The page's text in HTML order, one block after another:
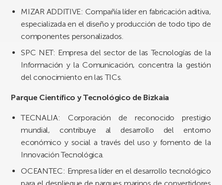
MIZAR ADDITIVE: Compañía líder en fabricación aditiva,
especializada en el diseño y producción de todo tipo de
componentes personalizados.
SPC NET: Empresa del sector de las Tecnologías de la
Información y la Comunicación, concentra la gestión
del conocimiento en las TICs.
Parque Científico y Tecnológico de Bizkaia
TECNALIA: Corporación de reconocido prestigio
mundial, contribuye al desarrollo del entorno
económico y social a través del uso y fomento de la
Innovación Tecnológica.
OCEANTEC: Empresa líder en el desarrollo tecnológico